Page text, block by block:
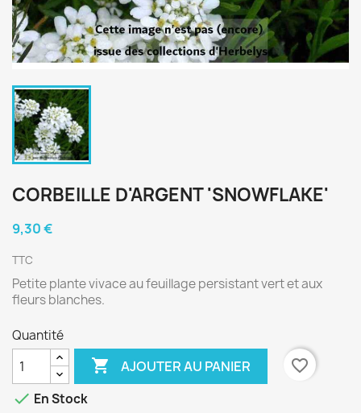
CORBEILLE D'ARGENT 'SNOWFLAKE'
9,30 €
TTC
Petite plante vivace au feuillage persistant vert et aux
fleurs blanches.
Quantité
 AJOUTER AU PANIER
favorite_border
 En Stock